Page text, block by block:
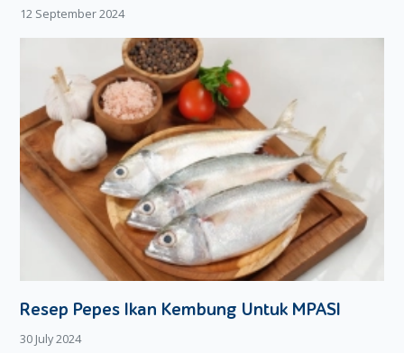
12 September 2024
Resep Pepes Ikan Kembung Untuk MPASI
30 July 2024